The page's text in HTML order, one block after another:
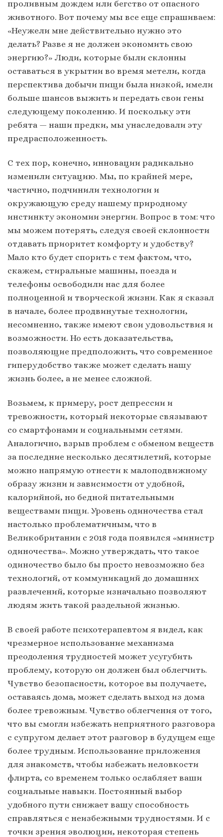
проливным дождем или бегство от опасного
животного. Вот почему мы все еще спрашиваем:
«Неужели мне действительно нужно это
делать? Разве я не должен экономить свою
энергию?» Люди, которые были склонны
оставаться в укрытии во время метели, когда
перспектива добычи пищи была низкой, имели
больше шансов выжить и передать свои гены
следующему поколению. И поскольку эти
ребята — наши предки, мы унаследовали эту
предрасположенность.
С тех пор, конечно, инновации радикально
изменили ситуацию. Мы, по крайней мере,
частично, подчинили технологии и
окружающую среду нашему природному
инстинкту экономии энергии. Вопрос в том: что
мы можем потерять, следуя своей склонности
отдавать приоритет комфорту и удобству?
Мало кто будет спорить с тем фактом, что,
скажем, стиральные машины, поезда и
телефоны освободили нас для более
полноценной и творческой жизни. Как я сказал
в начале, более продвинутые технологии,
несомненно, также имеют свои удовольствия и
возможности. Но есть доказательства,
позволяющие предположить, что современное
гиперудобство также может сделать нашу
жизнь более, а не менее сложной.
Возьмем, к примеру, рост депрессии и
тревожности, который некоторые связывают
со смартфонами и социальными сетями.
Аналогично, взрыв проблем с обменом веществ
за последние несколько десятилетий, которые
можно напрямую отнести к малоподвижному
образу жизни и зависимости от удобной,
калорийной, но бедной питательными
веществами пищи. Уровень одиночества стал
настолько проблематичным, что в
Великобритании с 2018 года появился «министр
одиночества». Можно утверждать, что такое
одиночество было бы просто невозможно без
технологий, от коммуникаций до домашних
развлечений, которые изначально позволяют
людям жить такой раздельной жизнью.
В своей работе психотерапевтом я видел, как
чрезмерное использование механизма
преодоления трудностей может усугубить
проблему, которую он должен был облегчить.
Чувство безопасности, которое вы получаете,
оставаясь дома, может сделать выход из дома
более тревожным. Чувство облегчения от того,
что вы смогли избежать неприятного разговора
с супругом делает этот разговор в будущем еще
более трудным. Использование приложения
для знакомств, чтобы избежать неловкости
флирта, со временем только ослабляет ваши
социальные навыки. Постоянный выбор
удобного пути снижает вашу способность
справляться с неизбежными трудностями. И с
точки зрения эволюции, некоторая степень